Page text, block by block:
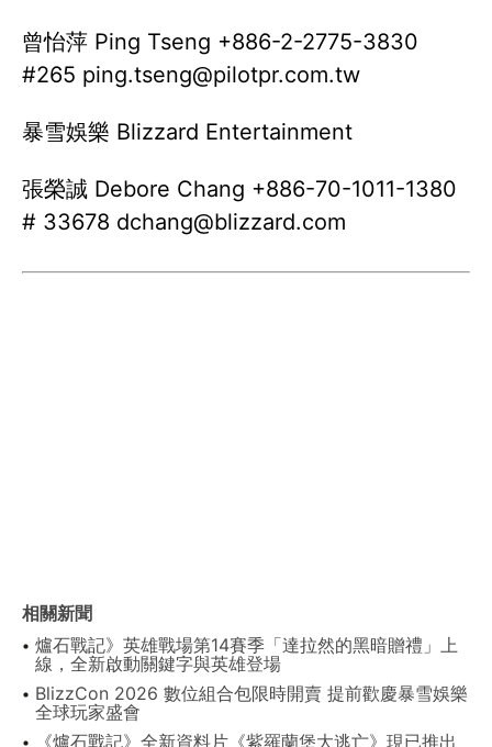
曾怡萍 Ping Tseng +886-2-2775-3830
#265 ping.tseng@pilotpr.com.tw
暴雪娛樂 Blizzard Entertainment
張榮誠 Debore Chang +886-70-1011-1380
# 33678 dchang@blizzard.com
相關新聞
爐石戰記》英雄戰場第14賽季「達拉然的黑暗贈禮」上
線，全新啟動關鍵字與英雄登場
BlizzCon 2026 數位組合包限時開賣 提前歡慶暴雪娛樂
全球玩家盛會
《爐石戰記》全新資料片《紫羅蘭堡大逃亡》現已推出